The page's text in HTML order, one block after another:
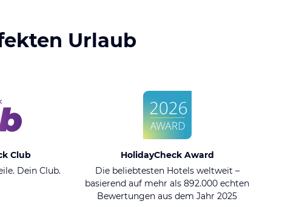
Urlaub
Club
Dein Club.
HolidayCheck Award
Die beliebtesten Hotels weltweit –
basierend auf mehr als 892.000 echten
Bewertungen aus dem Jahr 2025